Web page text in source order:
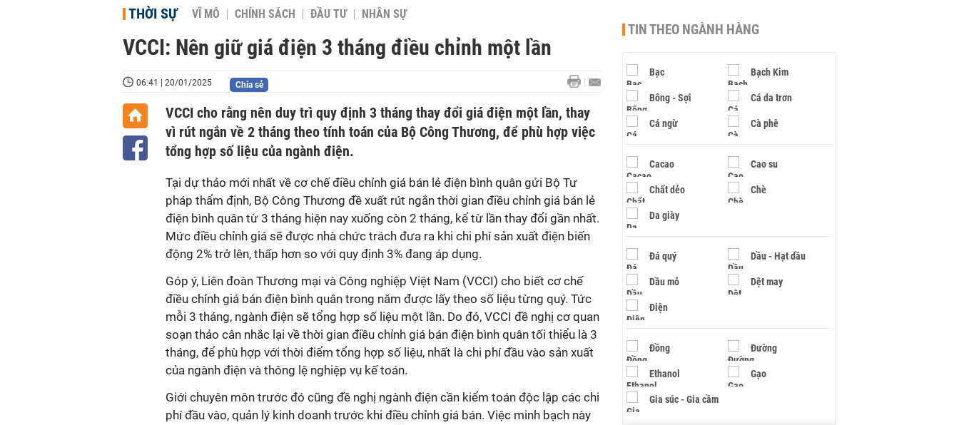
THỜI SỰ VĨ MÔ CHÍNH SÁCH ĐẦU TƯ NHÂN SỰ
VCCI: Nên giữ giá điện 3 tháng điều chỉnh một lần
06:41 | 20/01/2025 Chia sẻ
VCCI cho rằng nên duy trì quy định 3 tháng thay đổi giá điện một lần, thay
vì rút ngắn về 2 tháng theo tính toán của Bộ Công Thương, để phù hợp việc
tổng hợp số liệu của ngành điện.
Tại dự thảo mới nhất về cơ chế điều chỉnh giá bán lẻ điện bình quân gửi Bộ Tư
pháp thẩm định, Bộ Công Thương đề xuất rút ngắn thời gian điều chỉnh giá bán lẻ
điện bình quân từ 3 tháng hiện nay xuống còn 2 tháng, kể từ lần thay đổi gần nhất.
Mức điều chỉnh giá sẽ được nhà chức trách đưa ra khi chi phí sản xuất điện biến
động 2% trở lên, thấp hơn so với quy định 3% đang áp dụng.
Góp ý, Liên đoàn Thương mại và Công nghiệp Việt Nam (VCCI) cho biết cơ chế
điều chỉnh giá bán điện bình quân trong năm được lấy theo số liệu từng quý. Tức
mỗi 3 tháng, ngành điện sẽ tổng hợp số liệu một lần. Do đó, VCCI đề nghị cơ quan
soạn thảo cân nhắc lại về thời gian điều chỉnh giá bán điện bình quân tối thiểu là 3
tháng, để phù hợp với thời điểm tổng hợp số liệu, nhất là chi phí đầu vào sản xuất
của ngành điện và thông lệ nghiệp vụ kế toán.
Giới chuyên môn trước đó cũng đề nghị ngành điện cần kiểm toán độc lập các chi
phí đầu vào, quản lý kinh doanh trước khi điều chỉnh giá bán. Việc minh bạch này
TIN THEO NGÀNH HÀNG
Bạc Bạch Kim
Bông - Sợi Cá da trơn
Cá ngừ Cà phê
Cacao Cao su
Chất dẻo Chè
Da giày
Đá quý Dầu - Hạt dầu
Dầu mỏ Dệt may
Điện
Đồng Đường
Ethanol Gạo
Gia súc - Gia cầm